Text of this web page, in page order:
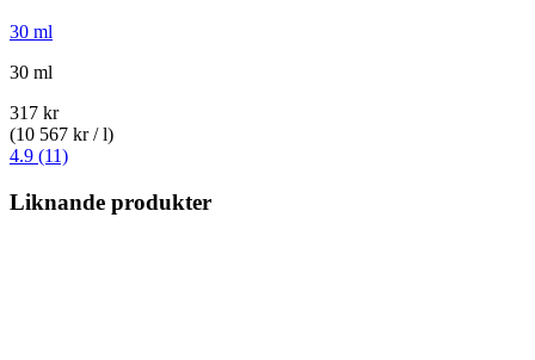
30 ml
30 ml
317 kr
(10 567 kr / l)
4.9 (11)
Liknande produkter